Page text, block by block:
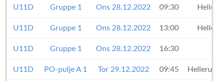
U11D Gruppe 1 Ons 28.12.2022 09:30
U11D Gruppe 1 Ons 28.12.2022 13:00
U11D Gruppe 1 Ons 28.12.2022 16:30
U11D PO-pulje A 1 Tor 29.12.2022 09:45